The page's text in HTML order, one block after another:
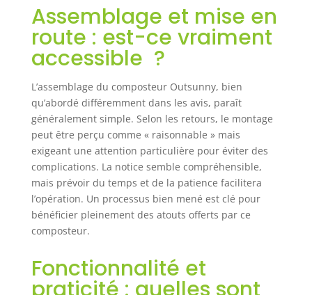
favorisent la
circulation de l'air
et évacuent l'air et
l'eau fermentés
fonctionnel : ce
composteur est
fabriqué en acier
de première
qualité et en
plastique
polypropylène,
robuste et
appareil de
également de
portes
Assemblage et mise en
route : est-ce vraiment
accessible ?
L’assemblage du composteur Outsunny, bien
qu’abordé différemment dans les avis, paraît
généralement simple. Selon les retours, le montage
peut être perçu comme « raisonnable » mais
exigeant une attention particulière pour éviter des
complications. La notice semble compréhensible,
mais prévoir du temps et de la patience facilitera
l’opération. Un processus bien mené est clé pour
bénéficier pleinement des atouts offerts par ce
composteur.
Fonctionnalité et